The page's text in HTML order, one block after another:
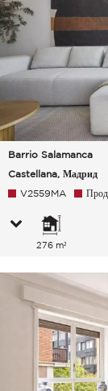
Barrio Salamanca
Castellana, Мадрид
V2559MA
276 m²